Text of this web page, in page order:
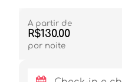
A partir de
R$130.00
por noite